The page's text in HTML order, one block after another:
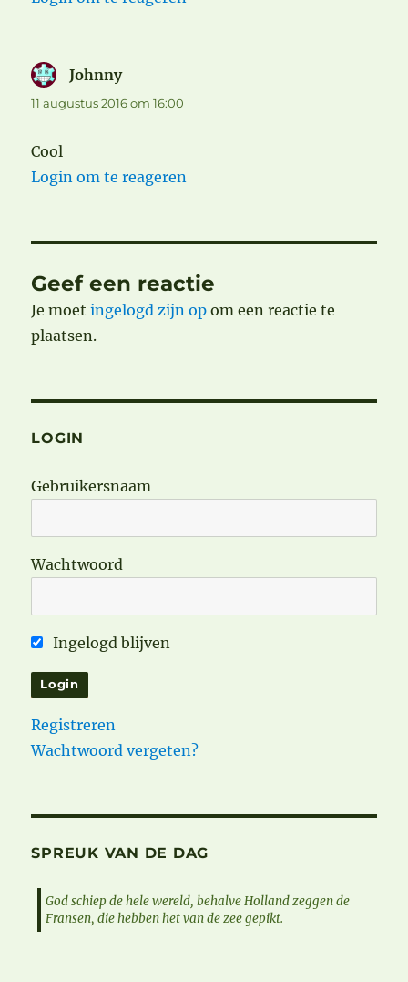
Johnnyschreef:
11 augustus 2016 om 16:00
Cool
Login om te reageren
Geef een reactie
Je moetingelogd zijn op om een reactie te
plaatsen.
LOGIN
Gebruikersnaam
Wachtwoord
Ingelogd blijven
Registreren
Wachtwoord vergeten?
SPREUK VAN DE DAG
God schiep de hele wereld, behalve Holland zeggen de
Fransen, die hebben het van de zee gepikt.